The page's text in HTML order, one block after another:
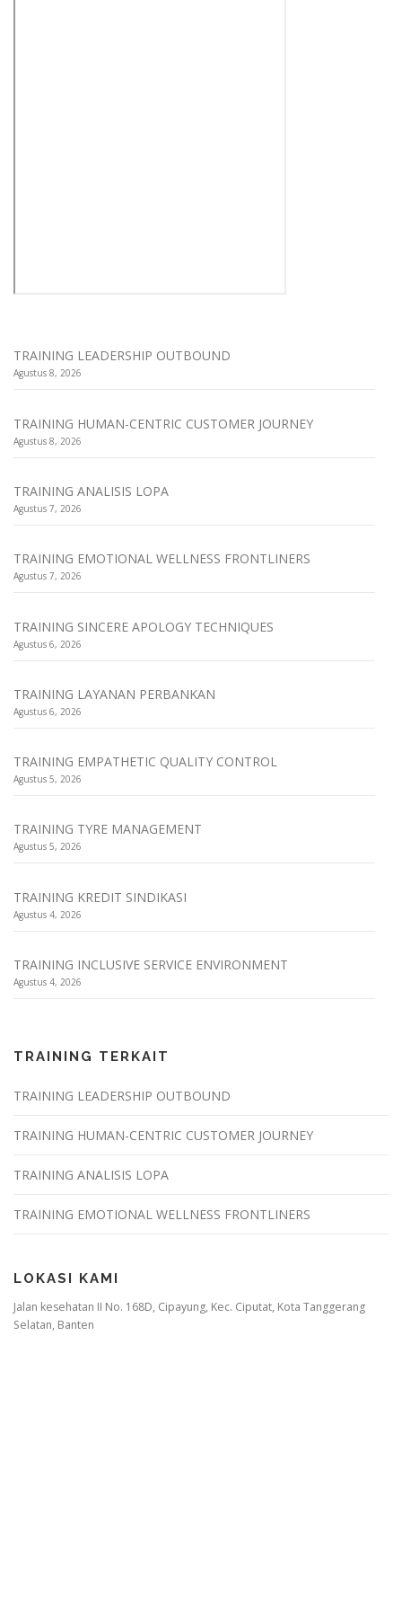
TRAINING LEADERSHIP OUTBOUND
Agustus 8, 2026
TRAINING HUMAN-CENTRIC CUSTOMER JOURNEY
Agustus 8, 2026
TRAINING ANALISIS LOPA
Agustus 7, 2026
TRAINING EMOTIONAL WELLNESS FRONTLINERS
Agustus 7, 2026
TRAINING SINCERE APOLOGY TECHNIQUES
Agustus 6, 2026
TRAINING LAYANAN PERBANKAN
Agustus 6, 2026
TRAINING EMPATHETIC QUALITY CONTROL
Agustus 5, 2026
TRAINING TYRE MANAGEMENT
Agustus 5, 2026
TRAINING KREDIT SINDIKASI
Agustus 4, 2026
TRAINING INCLUSIVE SERVICE ENVIRONMENT
Agustus 4, 2026
TRAINING TERKAIT
TRAINING LEADERSHIP OUTBOUND
TRAINING HUMAN-CENTRIC CUSTOMER JOURNEY
TRAINING ANALISIS LOPA
TRAINING EMOTIONAL WELLNESS FRONTLINERS
LOKASI KAMI
Jalan kesehatan II No. 168D, Cipayung, Kec. Ciputat, Kota Tanggerang
Selatan, Banten